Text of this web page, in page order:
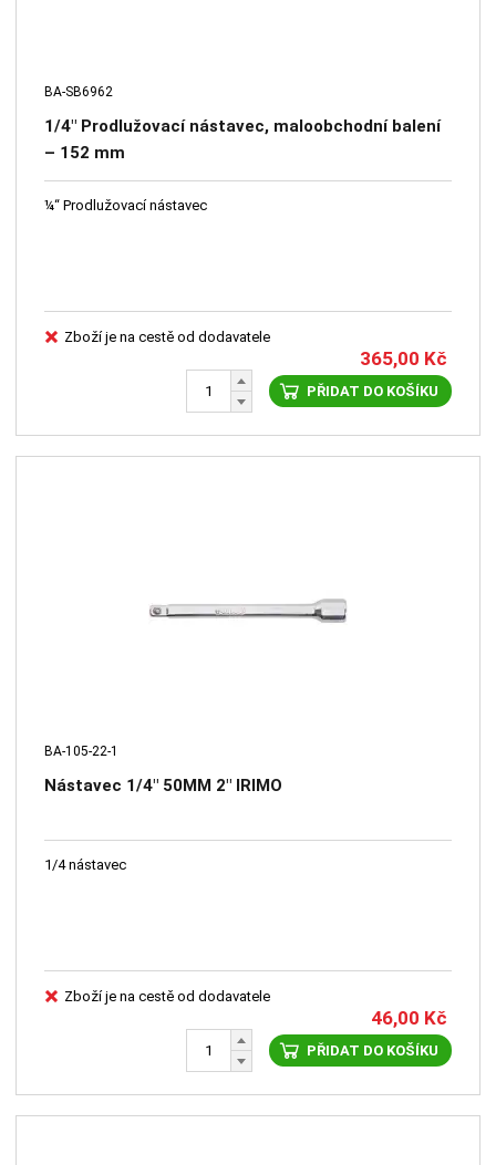
BA-SB6962
1/4" Prodlužovací nástavec, maloobchodní balení
– 152 mm
¼“ Prodlužovací nástavec
Zboží je na cestě od dodavatele
365,00 Kč
PŘIDAT DO KOŠÍKU
BA-105-22-1
Nástavec 1/4" 50MM 2" IRIMO
1/4 nástavec
Zboží je na cestě od dodavatele
46,00 Kč
PŘIDAT DO KOŠÍKU